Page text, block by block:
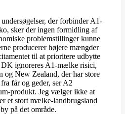
der forbinder A1-
sker der ingen formidling af
problemstillinger kunne
producerer højere mængder
til at prioritere udbytte
ignoreres A1-mælke risici,
og New Zealand, der har store
får og geder, ser A2
produkt. Jeg vælger ikke at
et stort mælke-landbrugsland
på det område.